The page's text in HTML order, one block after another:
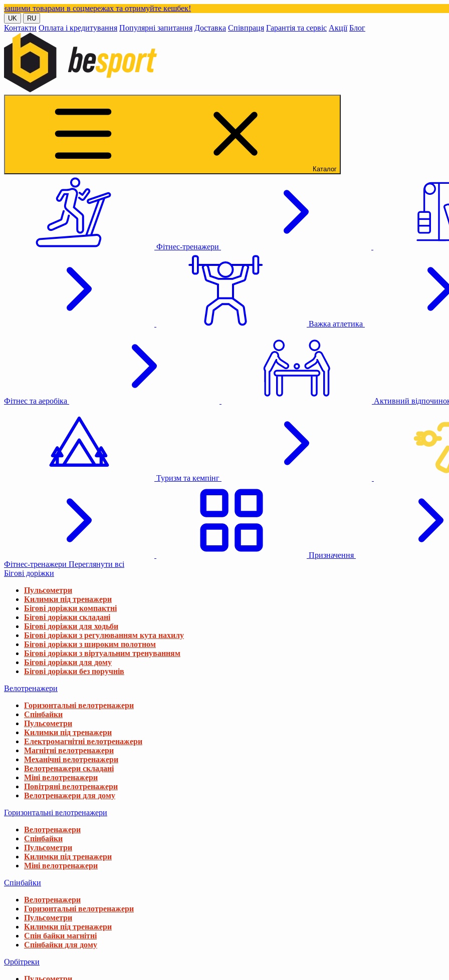
в соцмережах та отримуйте кешбек!
UK RU
Контакти Оплата і кредитування Популярні запитання Доставка Співпраця Гарантія та сервіс Акції Блог
Каталог
Фітнес-тренажери
Важка атлетика
Фітнес та аеробіка Активний
Туризм та кемпінг
Призначення
Фітнес-тренажери Переглянути всі
Бігові доріжки
Пульсометри
Килимки під тренажери
Бігові доріжки компактні
Бігові доріжки складані
Бігові доріжки для ходьби
Бігові доріжки з регулюванням кута нахилу
Бігові доріжки з широким полотном
Бігові доріжки з віртуальним тренуванням
Бігові доріжки для дому
Бігові доріжки без поручнів
Велотренажери
Горизонтальні велотренажери
Спінбайки
Пульсометри
Килимки під тренажери
Електромагнітні велотренажери
Магнітні велотренажери
Механічні велотренажери
Велотренажери складані
Міні велотренажери
Повітряні велотренажери
Велотренажери для дому
Горизонтальні велотренажери
Велотренажери
Спінбайки
Пульсометри
Килимки під тренажери
Міні велотренажери
Спінбайки
Велотренажери
Горизонтальні велотренажери
Пульсометри
Килимки під тренажери
Спін байки магнітні
Спінбайки для дому
Орбітреки